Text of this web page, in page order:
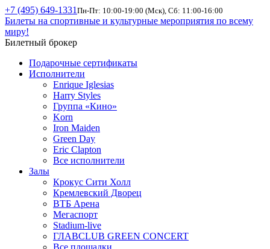
+7 (495) 649-1331 Пн-Пт: 10:00-19:00 (Мск), Сб: 11:00-16:00
Билеты на спортивные и культурные мероприятия по всему
миру!
Билетный брокер
Подарочные сертификаты
Исполнители
Enrique Iglesias
Harry Styles
Группа «Кино»
Korn
Iron Maiden
Green Day
Eric Clapton
Все исполнители
Залы
Крокус Сити Холл
Кремлевский Дворец
ВТБ Арена
Мегаспорт
Stadium-live
ГЛАВCLUB GREEN CONCERT
Все площадки